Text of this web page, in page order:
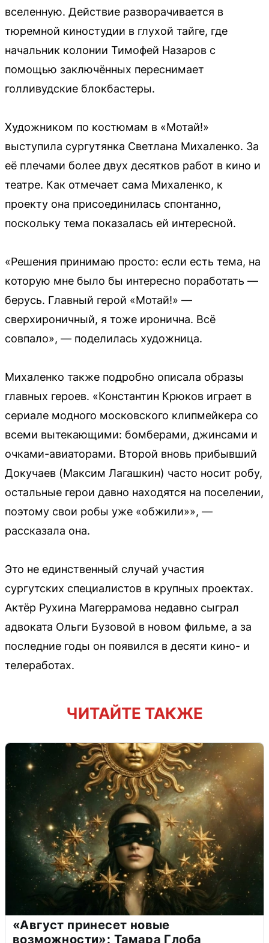
вселенную. Действие разворачивается в
тюремной киностудии в глухой тайге, где
начальник колонии Тимофей Назаров с
помощью заключённых переснимает
голливудские блокбастеры.
Художником по костюмам в «Мотай!»
выступила сургутянка Светлана Михаленко. За
её плечами более двух десятков работ в кино и
театре. Как отмечает сама Михаленко, к
проекту она присоединилась спонтанно,
поскольку тема показалась ей интересной.
«Решения принимаю просто: если есть тема, на
которую мне было бы интересно поработать —
берусь. Главный герой «Мотай!» —
сверхироничный, я тоже иронична. Всё
совпало», — поделилась художница.
Михаленко также подробно описала образы
главных героев. «Константин Крюков играет в
сериале модного московского клипмейкера со
всеми вытекающими: бомберами, джинсами и
очками-авиаторами. Второй вновь прибывший
Докучаев (Максим Лагашкин) часто носит робу,
остальные герои давно находятся на поселении,
поэтому свои робы уже «обжили»», —
рассказала она.
Это не единственный случай участия
сургутских специалистов в крупных проектах.
Актёр Рухина Магеррамова недавно сыграл
адвоката Ольги Бузовой в новом фильме, а за
последние годы он появился в десяти кино- и
телеработах.
ЧИТАЙТЕ ТАКЖЕ
«Август принесет новые
возможности»: Тамара Глоба